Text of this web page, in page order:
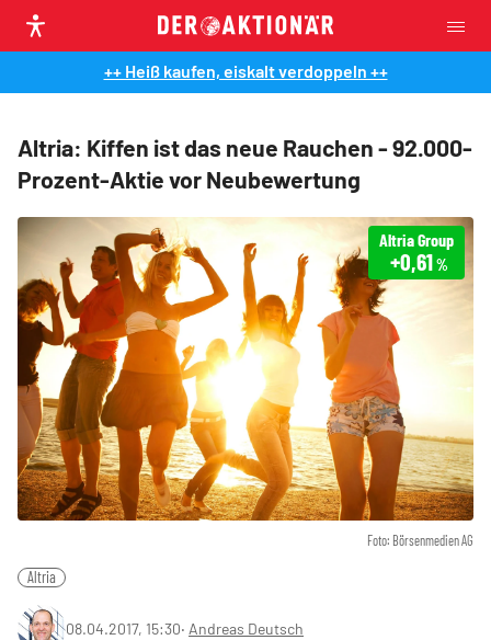
++ Heiß kaufen, eiskalt verdoppeln ++
Altria: Kiffen ist das neue Rauchen - 92.000-
Prozent-Aktie vor Neubewertung
Foto: Börsenmedien AG
Altria Group
+0,61 %
Altria
08.04.2017, 15:30‧ Andreas Deutsch